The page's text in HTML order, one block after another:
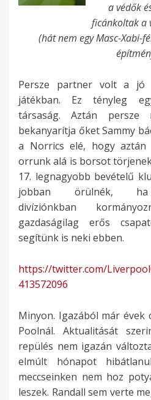
a védők
ficánkoltak a
(hát nem egy Masc-Xabi-
Persze partner volt a jó
játékban. Ez tényleg
társaság. Aztán persze
bekanyarítja őket Sammy
a Norrics elé, hogy
orrunk alá is borsot
17. legnagyobb bevételű
jobban
divíziónkban
gazdaságilag erős
segítünk is neki ebben.
https://twitter.com/
413572096
Minyon. Igazából már évek
Poolnál. Aktualitását
repülés nem igazán
elmúlt hónapot
meccseinken nem hoz
leszek. Randall sem verte